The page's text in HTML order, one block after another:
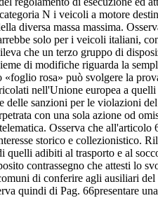
N i veicoli a motore
diversa massa massima.
solo per i veicoli italiani,
che un terzo gruppo di
di modifiche riguarda la
rosa» può svolgere la
nell'Unione europea a
delle sanzioni per le violazioni
con una sola azione od
Osserva che
storico e collezionistico.
quelli adibiti al trasporto e al
contrassegno che attesti lo
di conferire agli ausiliari
quindi di Pag. 66presentare